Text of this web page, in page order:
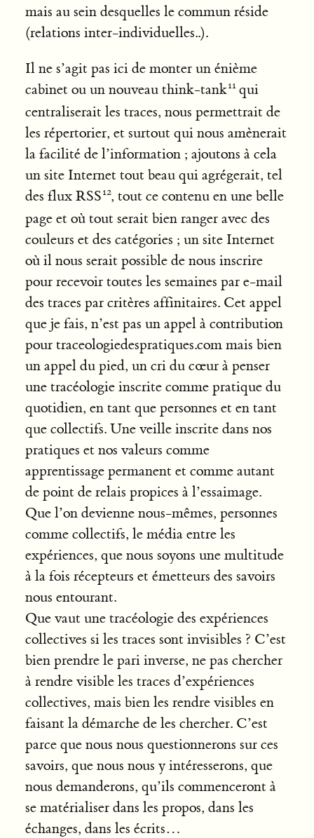
mais au sein desquelles le commun réside
(relations inter-individuelles..).
Il ne s’agit pas ici de monter un énième
cabinet ou un nouveau think-tank qui
centraliserait les traces, nous permettrait de
les répertorier, et surtout qui nous amènerait
la facilité de l’information ; ajoutons à cela
un site Internet tout beau qui agrégerait, tel
des flux RSS , tout ce contenu en une belle
page et où tout serait bien ranger avec des
couleurs et des catégories ; un site Internet
où il nous serait possible de nous inscrire
pour recevoir toutes les semaines par e-mail
des traces par critères affinitaires. Cet appel
que je fais, n’est pas un appel à contribution
pour traceologiedespratiques.com mais bien
un appel du pied, un cri du cœur à penser
une tracéologie inscrite comme pratique du
quotidien, en tant que personnes et en tant
que collectifs. Une veille inscrite dans nos
pratiques et nos valeurs comme
apprentissage permanent et comme autant
de point de relais propices à l’essaimage.
Que l’on devienne nous-mêmes, personnes
comme collectifs, le média entre les
expériences, que nous soyons une multitude
à la fois récepteurs et émetteurs des savoirs
nous entourant.
Que vaut une tracéologie des expériences
collectives si les traces sont invisibles ? C’est
bien prendre le pari inverse, ne pas chercher
à rendre visible les traces d’expériences
collectives, mais bien les rendre visibles en
faisant la démarche de les chercher. C’est
parce que nous nous questionnerons sur ces
savoirs, que nous nous y intéresserons, que
nous demanderons, qu’ils commenceront à
se matérialiser dans les propos, dans les
échanges, dans les écrits…